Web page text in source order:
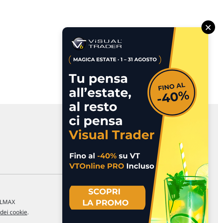
cookie.
×